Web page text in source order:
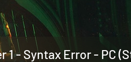
1 - Syntax Error - PC